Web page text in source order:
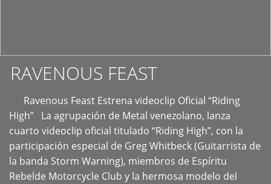
RAVENOUS FEAST
Ravenous Feast Estrena videoclip Oficial “Riding
High” La agrupación de Metal venezolano, lanza
cuarto videoclip oficial titulado “Riding High”, con la
participación especial de Greg Whitbeck (Guitarrista de
la banda Storm Warning), miembros de Espíritu
Rebelde Motorcycle Club y la hermosa modelo del